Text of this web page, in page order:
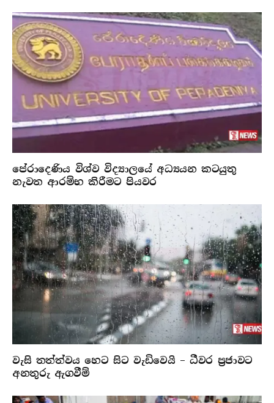
පේරාදෙණිය විශ්ව විද්‍යාලයේ අධ්‍යයන කටයුතු
නැවත ආරම්භ කිරීමට පියවර
වැසි තත්ත්වය හෙට සිට වැඩිවෙයි – ධීවර ප්‍රජාවට
අනතුරු ඇගවීම්